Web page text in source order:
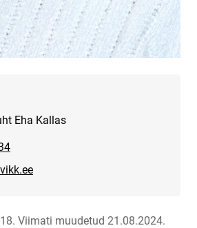
Eha Kallas
Viimati muudetud 21.08.2024.